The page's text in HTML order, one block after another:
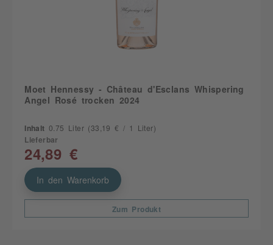
Moet Hennessy - Château d'Esclans Whispering
Angel Rosé trocken 2024
Inhalt 0.75 Liter (33,19 € / 1 Liter)
Lieferbar
24,89 €
In den Warenkorb
Zum Produkt